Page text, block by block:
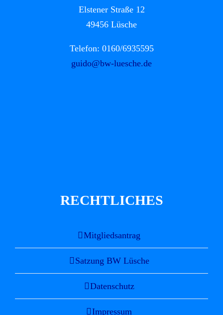
Elstener Straße 12
49456 Lüsche
Telefon: 0160/6935595
guido@bw-luesche.de
RECHTLICHES
Mitgliedsantrag
Satzung BW Lüsche
Datenschutz
Impressum